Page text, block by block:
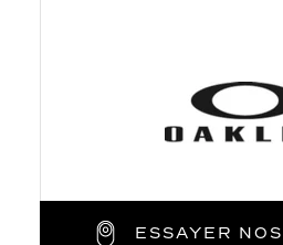
ESSAYER